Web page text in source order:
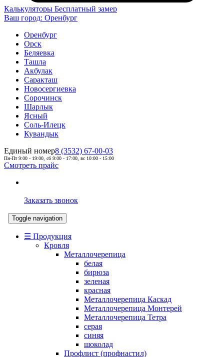
Калькуляторы Бесплатный замер
Ваш город: Оренбург
Оренбург
Орск
Беляевка
Ташла
Акбулак
Саракташ
Новосергиевка
Сорочинск
Шарлык
Ясный
Соль-Илецк
Кувандык
Единый номер8 (3532) 67-00-03
Пн-Пт 9:00 - 19:00, сб 9:00 - 17:00, вс 10:00 - 15:00
Смотреть прайс
Заказать звонок
Toggle navigation
☰ Продукция
Кровля
Металлочерепица
белая
бирюза
зеленая
красная
Металлочерепица Каскад
Металлочерепица Монтерей
Металлочерепица Тетра
серая
синяя
шоколад
Профлист (профнастил)